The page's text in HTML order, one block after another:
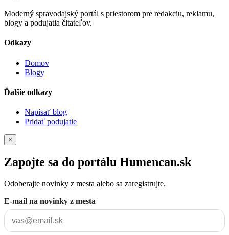
Moderný spravodajský portál s priestorom pre redakciu, reklamu,
blogy a podujatia čitateľov.
Odkazy
Domov
Blogy
Ďalšie odkazy
Napísať blog
Pridať podujatie
×
Zapojte sa do portálu Humencan.sk
Odoberajte novinky z mesta alebo sa zaregistrujte.
E-mail na novinky z mesta